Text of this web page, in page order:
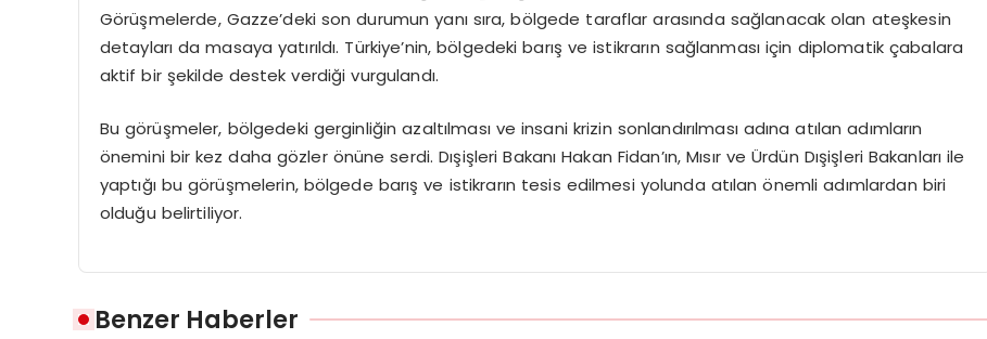
Görüşmelerde, Gazze’deki son durumun yanı sıra, bölgede taraflar arasında sağlanacak olan ateşkesin
detayları da masaya yatırıldı. Türkiye’nin, bölgedeki barış ve istikrarın sağlanması için diplomatik çabalara
aktif bir şekilde destek verdiği vurgulandı.
Bu görüşmeler, bölgedeki gerginliğin azaltılması ve insani krizin sonlandırılması adına atılan adımların
önemini bir kez daha gözler önüne serdi. Dışişleri Bakanı Hakan Fidan’ın, Mısır ve Ürdün Dışişleri Bakanları ile
yaptığı bu görüşmelerin, bölgede barış ve istikrarın tesis edilmesi yolunda atılan önemli adımlardan biri
olduğu belirtiliyor.
Benzer Haberler